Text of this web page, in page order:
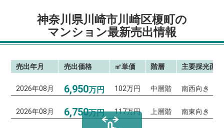
神奈川県川崎市川崎区榎町の
マンション最新売出情報
売出年月 売出価格 ㎡単価 階層 主要採光面
2026年08月 6,950万円 102万円 中層階 南西向き
2026年08月 6,750万円 117万円 上層階 南東向き